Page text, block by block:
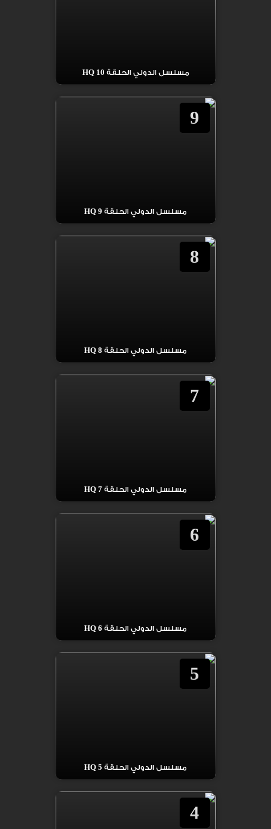
مسلسل الدولي الحلقة 10 HQ
9
مسلسل الدولي الحلقة 9 HQ
8
مسلسل الدولي الحلقة 8 HQ
7
مسلسل الدولي الحلقة 7 HQ
6
مسلسل الدولي الحلقة 6 HQ
5
مسلسل الدولي الحلقة 5 HQ
4